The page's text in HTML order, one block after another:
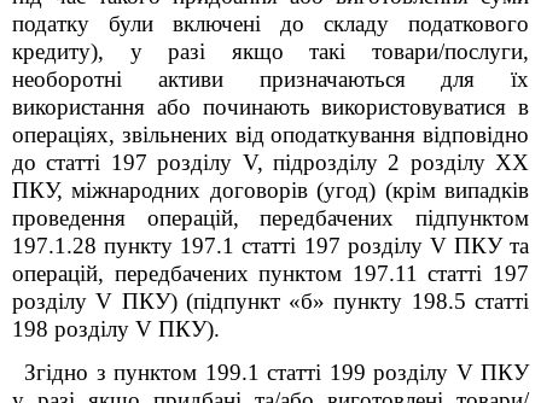
податку були включені до складу податкового
кредиту), у разі якщо такі товари/послуги,
необоротні активи призначаються для їх
використання або починають використовуватися в
операціях, звільнених від оподаткування відповідно
до статті 197 розділу V, підрозділу 2 розділу XX
ПКУ, міжнародних договорів (угод) (крім випадків
проведення операцій, передбачених підпунктом
197.1.28 пункту 197.1 статті 197 розділу VПКУ та
операцій, передбачених пунктом 197.11 статті 197
розділуV ПКУ) (підпункт «б» пункту 198.5 статті
198 розділу V ПКУ).
Згідно з пунктом 199.1 статті 199 розділу VПКУ